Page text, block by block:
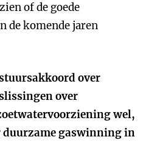
of de goede
de komende jaren
over
over
wel,
duurzame gaswinning in